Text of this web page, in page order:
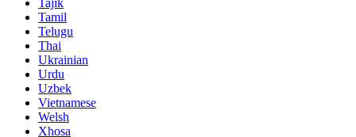
Tajik
Tamil
Telugu
Thai
Ukrainian
Urdu
Uzbek
Vietnamese
Welsh
Xhosa